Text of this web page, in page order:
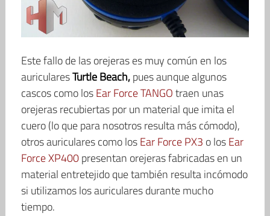
Este fallo de las orejeras es muy común en los
auricularesTurtle Beach,pues aunque algunos
cascos como losEar Force TANGOtraen unas
orejeras recubiertas por un material que imita el
cuero (lo que para nosotros resulta más cómodo),
otros auriculares como losEar Force PX3 o losEar
Force XP400presentan orejeras fabricadas en un
material entretejido que también resulta incómodo
si utilizamos los auriculares durante mucho
tiempo.